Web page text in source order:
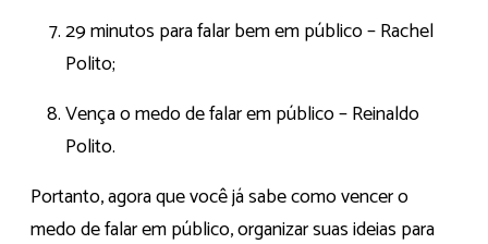
29 minutos para falar bem em público – Rachel
Polito;
Vença o medo de falar em público – Reinaldo
Polito.
Portanto, agora que você já sabe como vencer o
medo de falar em público, organizar suas ideias para